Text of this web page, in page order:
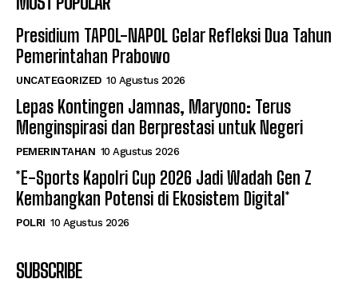
Presidium TAPOL-NAPOL Gelar Refleksi Dua Tahun
Pemerintahan Prabowo
UNCATEGORIZED 10 Agustus 2026
Lepas Kontingen Jamnas, Maryono: Terus
Menginspirasi dan Berprestasi untuk Negeri
PEMERINTAHAN 10 Agustus 2026
*E-Sports Kapolri Cup 2026 Jadi Wadah Gen Z
Kembangkan Potensi di Ekosistem Digital*
POLRI 10 Agustus 2026
SUBSCRIBE